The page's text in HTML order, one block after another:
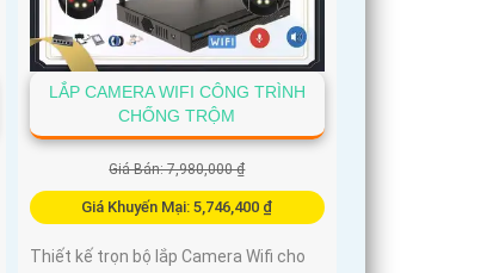
LẮP CAMERA WIFI CÔNG TRÌNH
CHỐNG TRỘM
Giá Bán: 7,980,000 ₫
Giá Khuyến Mại: 5,746,400 ₫
Thiết kế trọn bộ lắp Camera Wifi cho